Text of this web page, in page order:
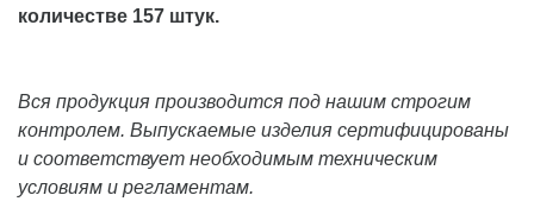
количестве 157 штук.
Вся продукция производится под нашим строгим
контролем. Выпускаемые изделия сертифицированы
и соответствует необходимым техническим
условиям и регламентам. ⠀